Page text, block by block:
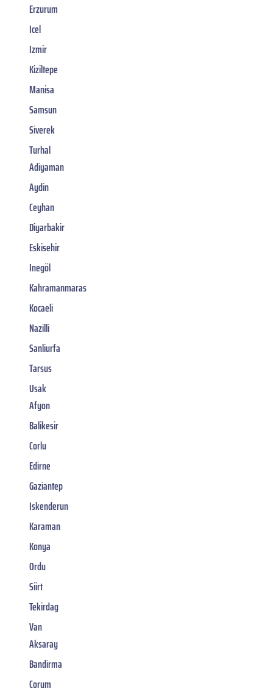
Erzurum
Icel
Izmir
Kiziltepe
Manisa
Samsun
Siverek
Turhal
Adiyaman
Aydin
Ceyhan
Diyarbakir
Eskisehir
Inegöl
Kahramanmaras
Kocaeli
Nazilli
Sanliurfa
Tarsus
Usak
Afyon
Balikesir
Corlu
Edirne
Gaziantep
Iskenderun
Karaman
Konya
Ordu
Siirt
Tekirdag
Van
Aksaray
Bandirma
Corum